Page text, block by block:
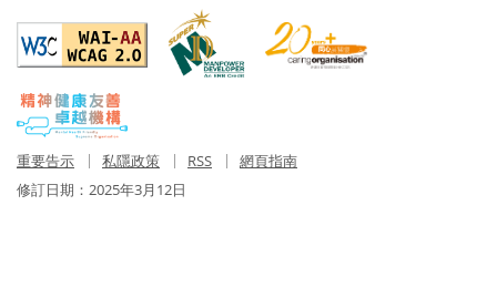
重要告示 私隱政策 RSS
網頁指南
修訂日期： 2025年3月12日